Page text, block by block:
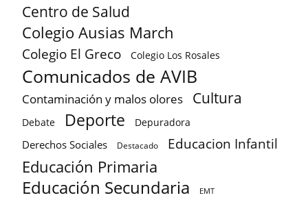
Centro de Salud
Colegio Ausias March
Colegio El Greco Colegio Los Rosales
Comunicados de AVIB
Contaminación y malos olores Cultura
Debate Deporte Depuradora
Derechos Sociales Destacado Educacion Infantil
Educación Primaria
Educación Secundaria EMT